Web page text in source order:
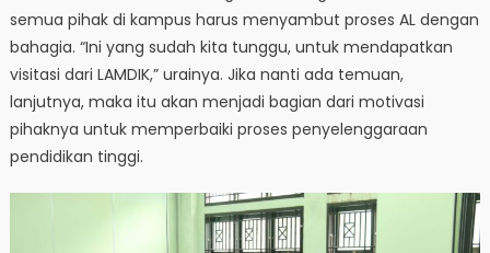
semua pihak di kampus harus menyambut proses AL dengan
bahagia. “Ini yang sudah kita tunggu, untuk mendapatkan
visitasi dari LAMDIK,” urainya. Jika nanti ada temuan,
lanjutnya, maka itu akan menjadi bagian dari motivasi
pihaknya untuk memperbaiki proses penyelenggaraan
pendidikan tinggi.